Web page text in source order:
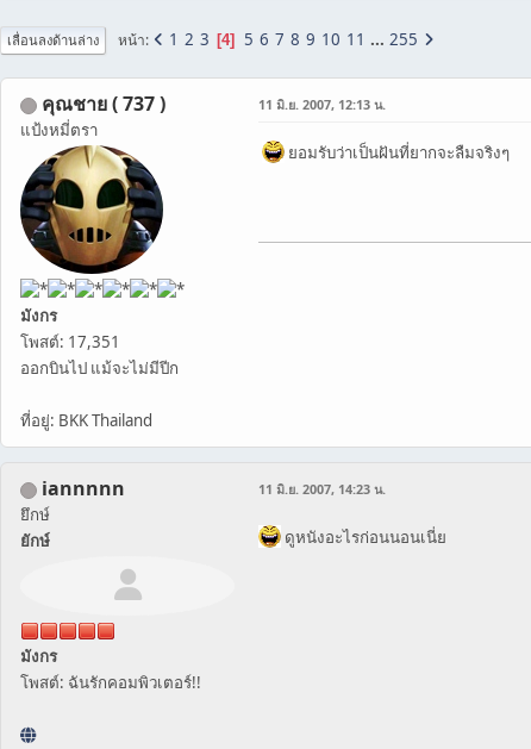
เลื่อนลงด้านล่าง หน้า 1 2 3 4 5 6 7 8 9 10 11 ... 255
คุณชาย ( 737 )
แป้งหมี่ตรา
มังกร
โพสต์: 17,351
ออกบินไป แม้จะไม่มีปีก
ที่อยู่: BKK Thailand
11 มิ.ย. 2007, 12:13 น.
ยอมรับว่าเป็นฝันที่ยากจะลืมจริงๆ
iannnnn
ยึกษ์
ยักษ์
มังกร
โพสต์: ฉันรักคอมพิวเตอร์!!
11 มิ.ย. 2007, 14:23 น.
ดูหนังอะไรก่อนนอนเนี่ย